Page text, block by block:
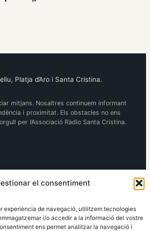
el consentiment
experiència de navegació, utilitzem tecnologies
i/o accedir a la informació del vostre
ens permet analitzar la navegació i
Platja d’Aro i Santa Cristina.
mitjans. Nosaltres continuem informant
i proximitat. Els obstacles no ens
per l’Associació Ràdio Santa Cristina.